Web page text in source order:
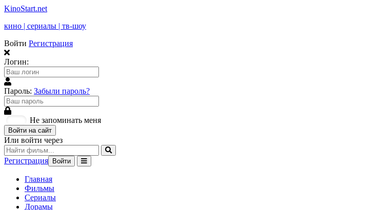
KinoStart.net
кино | сериалы | тв-шоу
Войти Регистрация
Логин:
Пароль: Забыли пароль?
Не запоминать меня
Войти на сайт
Или войти через
Регистрация Войти
Главная
Фильмы
Сериалы
Дорамы